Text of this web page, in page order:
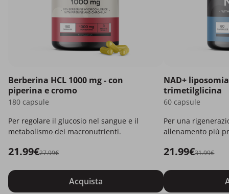
Berberina HCL 1000 mg - con
piperina e cromo
180 capsule
Per regolare il glucosio nel sangue e il
metabolismo dei macronutrienti.
21.99€27.99€
Acquista
NAD+
trimetilglicina
60 capsule
Per una
allenamento più
21.99€31.99€